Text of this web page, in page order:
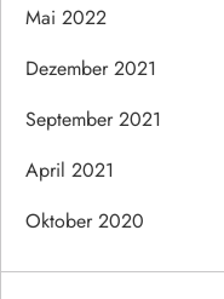
Mai 2022
Dezember 2021
September 2021
April 2021
Oktober 2020